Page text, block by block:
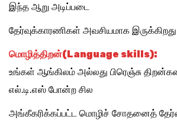
இந்த ஆறு அடிப்படை
தேர்வுக்காரணிகள் அவசியமாக
மொழித்திறன்(Language skills):
உங்கள் ஆங்கிலம் அல்லது பிரெஞ்சு
எல்.டி.எஸ் போன்ற சில
அங்கீகரிக்கப்பட்ட மொழிச் சோதனைத்